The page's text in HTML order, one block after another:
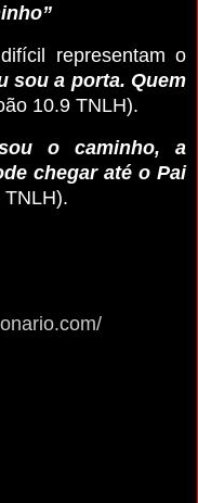
representam o
sou a porta. Quem
10.9 TNLH).
o caminho, a
chegar até o Pai
TNLH).